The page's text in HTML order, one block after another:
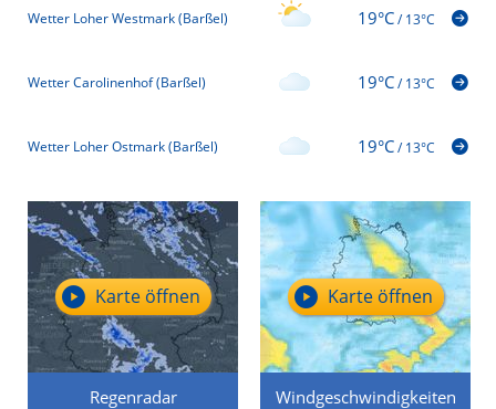
Wetter Loher Westmark (Barßel) 19°C/13°C
Wetter Carolinenhof (Barßel) 19°C/13°C
Wetter Loher Ostmark (Barßel) 19°C/13°C
Regenradar
Karte öffnen
Windgeschwindigkeiten
Karte öffnen